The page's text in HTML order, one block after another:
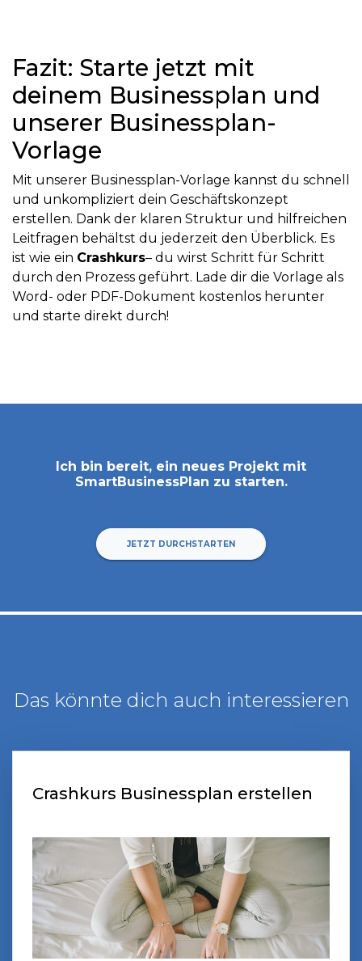
Fazit: Starte jetzt mit
deinem Businessplan und
unserer Businessplan-
Vorlage
Mit unserer Businessplan-Vorlage kannst du schnell
und unkompliziert dein Geschäftskonzept
erstellen. Dank der klaren Struktur und hilfreichen
Leitfragen behältst du jederzeit den Überblick. Es
ist wie ein Crashkurs– du wirst Schritt für Schritt
durch den Prozess geführt. Lade dir die Vorlage als
Word- oder PDF-Dokument kostenlos herunter
und starte direkt durch!
Ich bin bereit, ein neues Projekt mit
SmartBusinessPlan zu starten.
JETZT DURCHSTARTEN
Das könnte dich auch interessieren
Crashkurs Businessplan erstellen